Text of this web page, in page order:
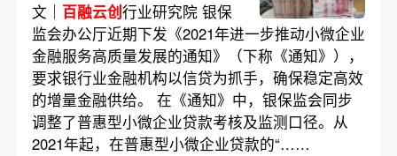
文｜ 百融云创行业研究院 银保
监会办公厅近期下发《2021年进一步推动小微企业
金融服务高质量发展的通知》（下称《通知》），
要求银行业金融机构以信贷为抓手，确保稳定高效
的增量金融供给。 在《通知》中，银保监会同步
调整了普惠型小微企业贷款考核及监测口径。从
2021年起，在普惠型小微企业贷款的“……